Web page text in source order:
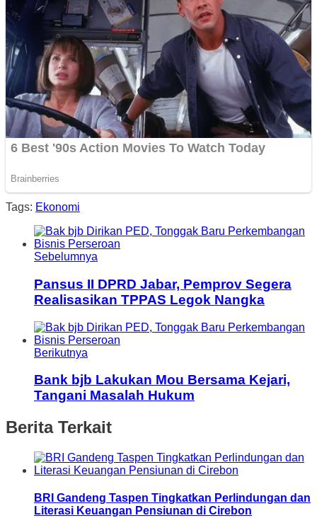
Tags: Ekonomi
Sebelumnya
Pansus II DPRD Jabar, Pemprov Segera
Realisasikan TPPAS Legok Nangka
Berikutnya
Bank bjb Lakukan Mou Bersama Kejari,
Tangani Masalah Hukum
Berita Terkait
BRI Gandeng Taspen Tingkatkan Perlindungan dan
Literasi Keuangan Pensiunan di Cirebon